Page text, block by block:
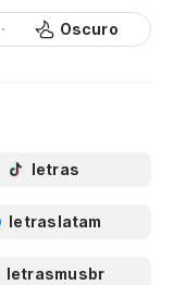
Oscuro
letras
letraslatam
letrasmusbr